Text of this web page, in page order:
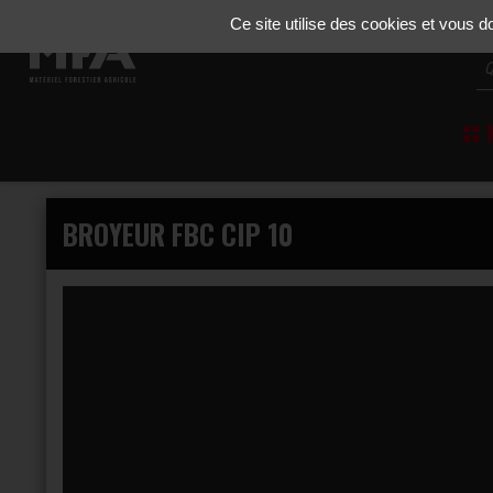
BROYEUR FBC CIP 10
Ce site utilise des cookies et vous